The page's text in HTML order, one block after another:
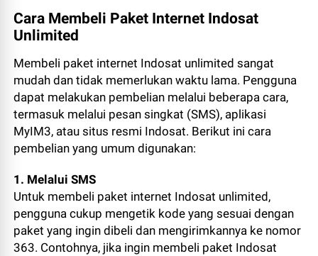
Cara Membeli Paket Internet Indosat
Unlimited
Membeli paket internet Indosat unlimited sangat
mudah dan tidak memerlukan waktu lama. Pengguna
dapat melakukan pembelian melalui beberapa cara,
termasuk melalui pesan singkat (SMS), aplikasi
MyIM3, atau situs resmi Indosat. Berikut ini cara
pembelian yang umum digunakan:
1. Melalui SMS
Untuk membeli paket internet Indosat unlimited,
pengguna cukup mengetik kode yang sesuai dengan
paket yang ingin dibeli dan mengirimkannya ke nomor
363. Contohnya, jika ingin membeli paket Indosat